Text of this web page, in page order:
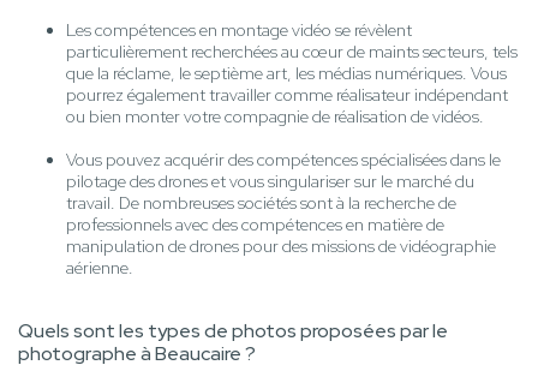
Les compétences en montage vidéo se révèlent
particulièrement recherchées au cœur de maints secteurs, tels
que la réclame, le septième art, les médias numériques. Vous
pourrez également travailler comme réalisateur indépendant
ou bien monter votre compagnie de réalisation de vidéos.
Vous pouvez acquérir des compétences spécialisées dans le
pilotage des drones et vous singulariser sur le marché du
travail. De nombreuses sociétés sont à la recherche de
professionnels avec des compétences en matière de
manipulation de drones pour des missions de vidéographie
aérienne.
Quels sont les types de photos proposées par le
photographe à Beaucaire ?